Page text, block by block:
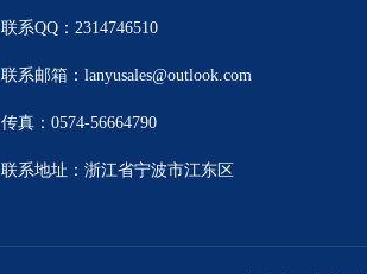
联系QQ：2314746510
联系邮箱：lanyusales@outlook.com
传真：0574-56664790
联系地址：浙江省宁波市江东区